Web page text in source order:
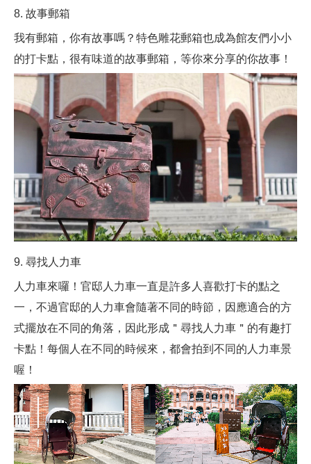
8. 故事郵箱
我有郵箱，你有故事嗎？特色雕花郵箱也成為館友們小小
的打卡點，很有味道的故事郵箱，等你來分享的你故事！
9. 尋找人力車
人力車來囉！官邸人力車一直是許多人喜歡打卡的點之
一，不過官邸的人力車會隨著不同的時節，因應適合的方
式擺放在不同的角落，因此形成＂尋找人力車＂的有趣打
卡點！每個人在不同的時候來，都會拍到不同的人力車景
喔！